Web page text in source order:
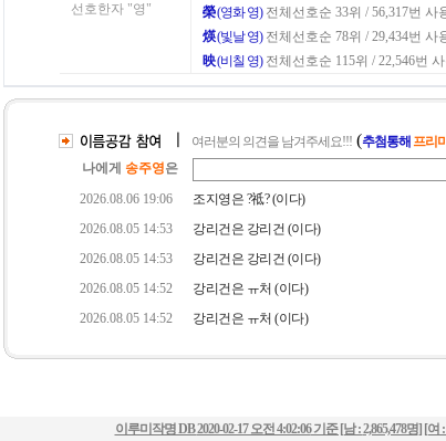
이루미작명 DB2020-02-17 오전 4:02:06기준 [남 :2,865,478명] [여 :